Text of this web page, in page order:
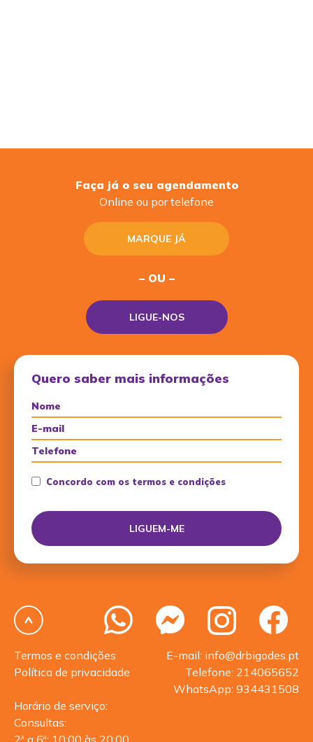
Faça já o seu agendamento
Online ou por telefone
MARQUE JÁ
– OU –
LIGUE-NOS
Quero saber mais informações
Concordo com os termos e condições
Termos e condições
Política de privacidade
E-mail: info@drbigodes.pt
Telefone: 214065652
WhatsApp: 934431508
Horário de serviço:
Consultas: